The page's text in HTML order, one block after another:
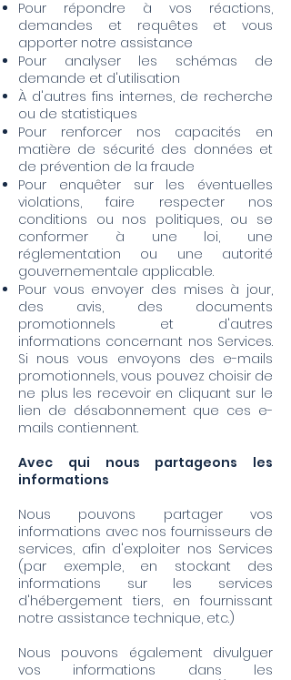
Pour répondre à vos réactions,
demandes et requêtes et vous
apporter notre assistance
Pour analyser les schémas de
demande et d'utilisation
À d'autres fins internes, de recherche
ou de statistiques
Pour renforcer nos capacités en
matière de sécurité des données et
de prévention de la fraude
Pour enquêter sur les éventuelles
violations, faire respecter nos
conditions ou nos politiques, ou se
conformer à une loi, une
réglementation ou une autorité
gouvernementale applicable.
Pour vous envoyer des mises à jour,
des avis, des documents
promotionnels et d'autres
informations concernant nos Services.
Si nous vous envoyons des e-mails
promotionnels, vous pouvez choisir de
ne plus les recevoir en cliquant sur le
lien de désabonnement que ces e-
mails contiennent.
Avec qui nous partageons les
informations
Nous pouvons partager vos
informations avec nos fournisseurs de
services, afin d'exploiter nos Services
(par exemple, en stockant des
informations sur les services
d'hébergement tiers, en fournissant
notre assistance technique, etc.)
Nous pouvons également divulguer
vos informations dans les